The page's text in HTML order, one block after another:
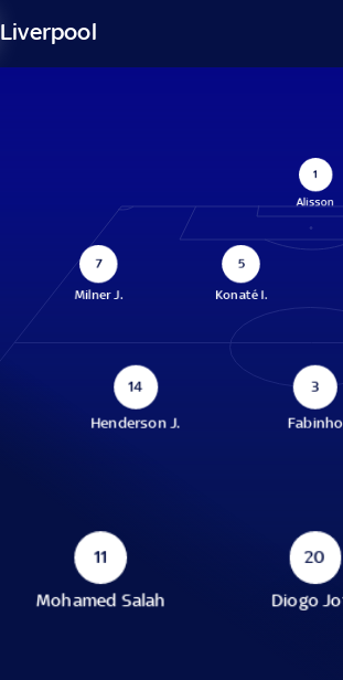
Liverpool
1
Alisson
7
Milner J.
5
Konaté I.
14
Henderson J.
3
Fabinho
11
Mohamed Salah
20
Diogo